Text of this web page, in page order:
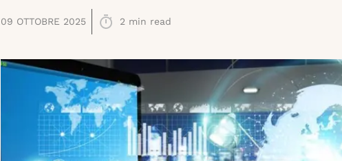
09 OTTOBRE 2025 2 min read